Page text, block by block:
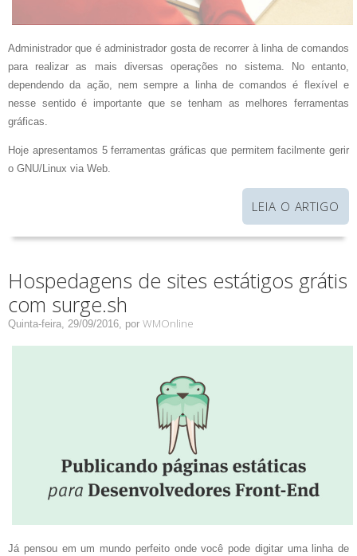
Administrador que é administrador gosta de recorrer à linha de comandos
para realizar as mais diversas operações no sistema. No entanto,
dependendo da ação, nem sempre a linha de comandos é flexível e
nesse sentido é importante que se tenham as melhores ferramentas
gráficas.
Hoje apresentamos 5 ferramentas gráficas que permitem facilmente gerir
o GNU/Linux via Web.
LEIA O ARTIGO
Hospedagens de sites estátigos grátis
com surge.sh
Quinta-feira, 29/09/2016, por WMOnline
Já pensou em um mundo perfeito onde você pode digitar uma linha de